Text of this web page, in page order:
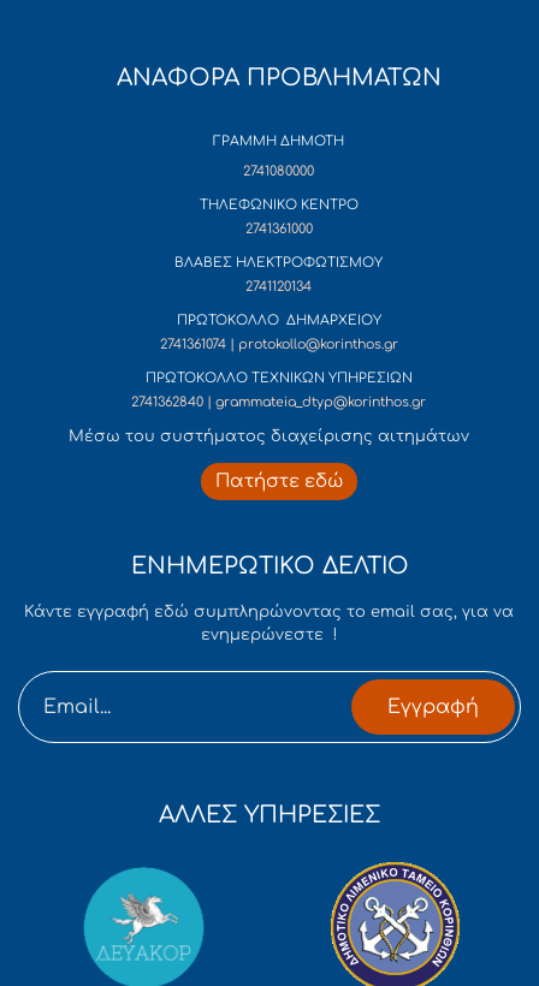
ΑΝΑΦΟΡΑ ΠΡΟΒΛΗΜΑΤΩΝ
ΓΡΑΜΜΗ ΔΗΜΟΤΗ
2741080000
ΤΗΛΕΦΩΝΙΚΟ ΚΕΝΤΡΟ
2741361000
ΒΛΑΒΕΣ ΗΛΕΚΤΡΟΦΩΤΙΣΜΟΥ
2741120134
ΠΡΩΤΟΚΟΛΛΟ ΔΗΜΑΡΧΕΙΟΥ
2741361074 | protokollo@korinthos.gr
ΠΡΩΤΟΚΟΛΛΟ ΤΕΧΝΙΚΩΝ ΥΠΗΡΕΣΙΩΝ
2741362840 | grammateia_dtyp@korinthos.gr
Mέσω του συστήματος διαχείρισης αιτημάτων
Πατήστε εδώ
ΕΝΗΜΕΡΩΤΙΚΟ ΔΕΛΤΙΟ
Κάντε εγγραφή εδώ συμπληρώνοντας το email σας, για να
ενημερώνεστε !
Εγγραφή
ΑΛΛΕΣ ΥΠΗΡΕΣΙΕΣ